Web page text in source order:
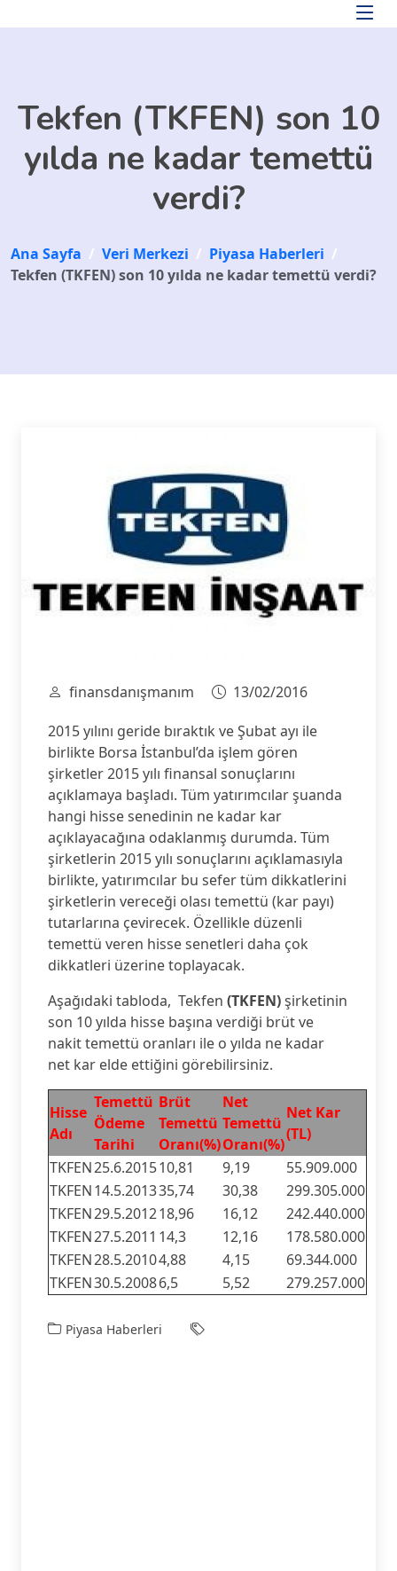
Tekfen (TKFEN) son 10
yılda ne kadar temettü
verdi?
Ana Sayfa / Veri Merkezi / Piyasa Haberleri /
Tekfen (TKFEN) son 10 yılda ne kadar temettü verdi?
finansdanışmanım
13/02/2016
2015 yılını geride bıraktık ve Şubat ayı ile
birlikte Borsa İstanbul’da işlem gören
şirketler 2015 yılı finansal sonuçlarını
açıklamaya başladı. Tüm yatırımcılar şuanda
hangi hisse senedinin ne kadar kar
açıklayacağına odaklanmış durumda. Tüm
şirketlerin 2015 yılı sonuçlarını açıklamasıyla
birlikte, yatırımcılar bu sefer tüm dikkatlerini
şirketlerin vereceği olası temettü (kar payı)
tutarlarına çevirecek. Özellikle düzenli
temettü veren hisse senetleri daha çok
dikkatleri üzerine toplayacak.
Aşağıdaki tabloda, Tekfen (TKFEN)şirketinin
son 10 yılda hisse başına verdiği brüt ve
nakit temettü oranları ile o yılda ne kadar
net kar elde ettiğini görebilirsiniz.
Hisse
Adı
Temettü
Ödeme
Tarihi
Brüt
Temettü
Oranı(%)
Net
Temettü
Oranı(%)
Net Kar
(TL)
TKFEN25.6.201510,81 9,19
55.909.000
TKFEN14.5.201335,74 30,38
299.305.000
TKFEN29.5.201218,96 16,12
242.440.000
TKFEN27.5.2011 14,3 12,16
178.580.000
TKFEN28.5.20104,88 4,15
69.344.000
TKFEN30.5.20086,5 5,52 279.257.000
Piyasa Haberleri